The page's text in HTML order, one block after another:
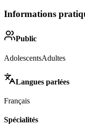
Informations
Public
AdolescentsAdultes
Langues parlées
Français
Spécialités